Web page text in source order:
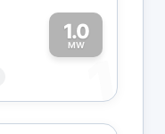
1.0
MW
1